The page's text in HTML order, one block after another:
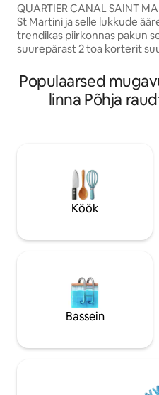
QUARTIER CANAL SAINT MARTIN
St Martini ja selle lukkude
trendikas piirkonnas pakun
suurepärast 2 toa korterit
Ideaalne paaridele, kes
asukohta pealinna
minutilise jalutuskäigu
kaugusel Place de la
Buttes de Chaumont' ist.
Populaarsed
linna Põhja
Köök
Bassein